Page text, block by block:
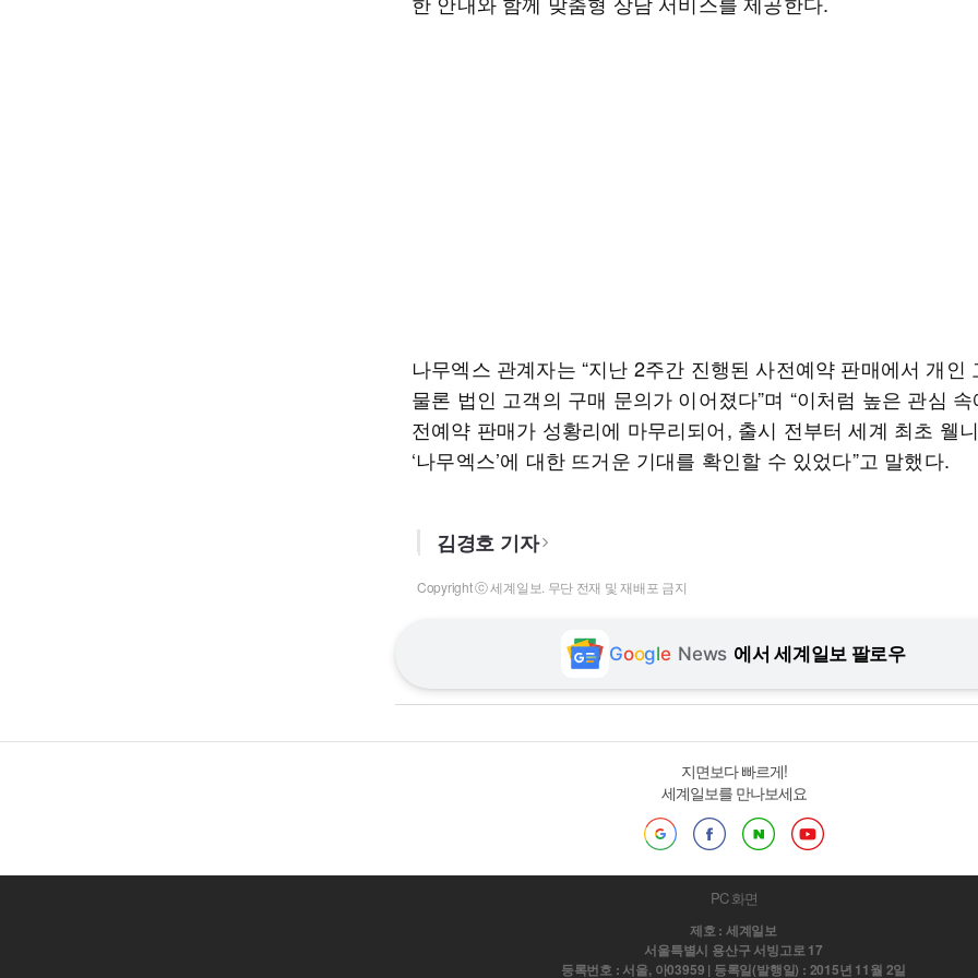
나무엑스 관계자는 “지난 2주간 진행된 사전예약 판매에서 개인
물론 법인 고객의 구매 문의가 이어졌다”며 “이처럼 높은 관심
전예약 판매가 성황리에 마무리되어, 출시 전부터 세계 최초 웰
‘나무엑스’에 대한 뜨거운 기대를 확인할 수 있었다”고 말했다.
김경호 기자
Copyright ⓒ 세계일보. 무단 전재 및 재배포 금지
Google News 에서 세계일보 팔로우
지면보다 빠르게!
세계일보를 만나보세요
PC 화면
제호 : 세계일보
서울특별시 용산구 서빙고로 17
등록번호 : 서울, 아03959 | 등록일(발행일) : 2015년 11월 2일